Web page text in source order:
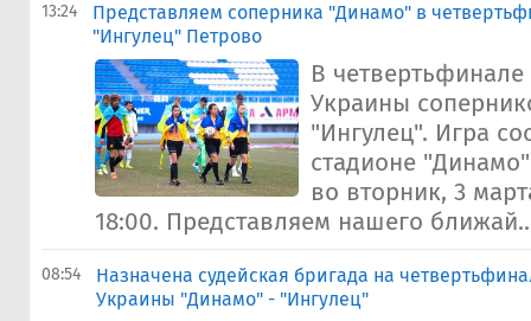
13:24
Представляем соперника "Динамо" в
"Ингулец" Петрово
В
Украины
"Ингулец". Игра
стадионе
во вторник, 3
18:00. Представляем нашего
08:54
Назначена судейская бригада на
Украины "Динамо" - "Ингулец"